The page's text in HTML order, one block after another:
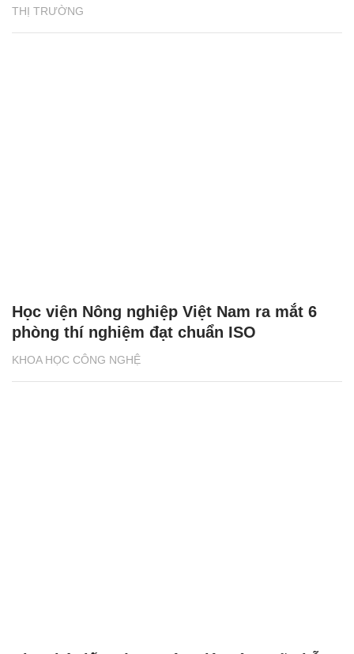
THỊ TRƯỜNG
KHOA HỌC CÔNG NGHỆ
Học viện Nông nghiệp Việt Nam ra mắt 6
phòng thí nghiệm đạt chuẩn ISO